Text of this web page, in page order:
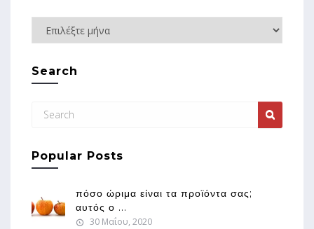
Search
Popular Posts
πόσο ώριμα είναι τα προϊόντα σας;
αυτός ο ...
30 Μαΐου, 2020